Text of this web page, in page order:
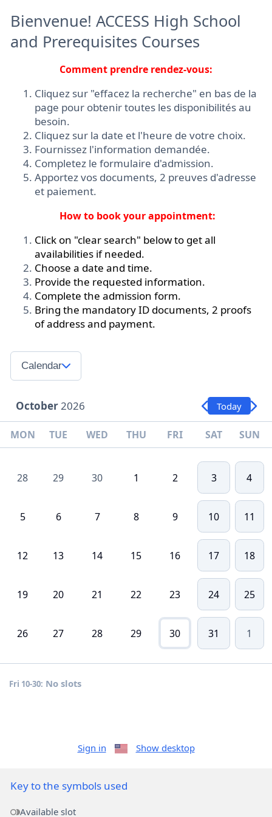
Bienvenue! ACCESS High School
and Prerequisites Courses
Comment prendre rendez-vous:
Cliquez sur "effacez la recherche" en bas de la
page pour obtenir toutes les disponibilités au
besoin.
Cliquez sur la date et l'heure de votre choix.
Fournissez l'information demandée.
Completez le formulaire d'admission.
Apportez vos documents, 2 preuves d'adresse
et paiement.
How to book your appointment:
Click on "clear search" below to get all
availabilities if needed.
Choose a date and time.
Provide the requested information.
Complete the admission form.
Bring the mandatory ID documents, 2 proofs
of address and payment.
Calendar
October2026 Today
MON TUE WED THU FRI SAT SUN
28 29 30 1 2 3 4
5 6 7 8 9 10 11
12 13 14 15 16 17 18
19 20 21 22 23 24 25
26 27 28 29 30 31 1
Fri 10-30: No slots
Sign in Show desktop
Key to the symbols used
Available slot